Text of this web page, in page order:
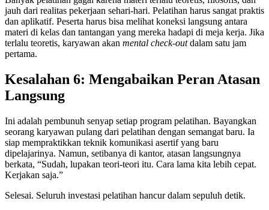
jauh dari realitas pekerjaan sehari-hari. Pelatihan harus sangat praktis
dan aplikatif. Peserta harus bisa melihat koneksi langsung antara
materi di kelas dan tantangan yang mereka hadapi di meja kerja. Jika
terlalu teoretis, karyawan akan mental check-outdalam satu jam
pertama.
Kesalahan 6: Mengabaikan Peran Atasan
Langsung
Ini adalah pembunuh senyap setiap program pelatihan. Bayangkan
seorang karyawan pulang dari pelatihan dengan semangat baru. Ia
siap mempraktikkan teknik komunikasi asertif yang baru
dipelajarinya. Namun, setibanya di kantor, atasan langsungnya
berkata, “Sudah, lupakan teori-teori itu. Cara lama kita lebih cepat.
Kerjakan saja.”
Selesai. Seluruh investasi pelatihan hancur dalam sepuluh detik.